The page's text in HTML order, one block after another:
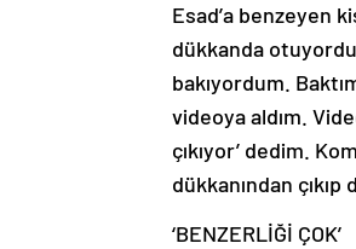
Esad’a benzeyen
dükkanda
bakıyordum.
videoya aldım.
çıkıyor’ dedim.
dükkanından
‘BENZERLİĞİ ÇOK’